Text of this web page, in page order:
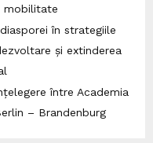
mobilitate
în strategiile
și extinderea
între Academia
– Brandenburg